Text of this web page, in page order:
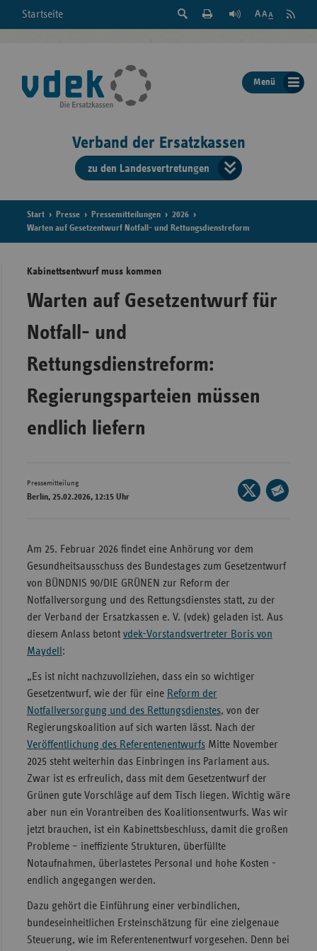
Startseite
Suche
der
Seite
Feed
Menü
Verband der Ersatzkassen
zu den Landesvertretungen
der
Start Presse Pressemitteilungen
2026
Warten auf Gesetzentwurf Notfall- und Rettungsdienstreform
Kabinettsentwurf muss kommen
Warten auf Gesetzentwurf für
Notfall- und
Rettungsdienstreform:
Regierungsparteien müssen
endlich liefern
Pressemitteilung
Berlin, 25.02.2026, 12:15 Uhr
Seite
auf
Mail
Am 25. Februar 2026 findet eine Anhörung vor dem
Gesundheitsausschuss des Bundestages zum Gesetzentwurf
von BÜNDNIS 90/DIE GRÜNEN zur Reform der
Notfallversorgung und des Rettungsdienstes statt, zu der
der Verband der Ersatzkassen e. V. (vdek) geladen ist. Aus
diesem Anlass betont vdek-Vorstandsvertreter Boris von
Maydell :
„Es ist nicht nachzuvollziehen, dass ein so wichtiger
Gesetzentwurf, wie der für eine Reform der
Notfallversorgung und des Rettungsdienstes, von der
Regierungskoalition auf sich warten lässt. Nach der
Veröffentlichung des ReferentenentwurfsMitte November
2025 steht weiterhin das Einbringen ins Parlament aus.
Zwar ist es erfreulich, dass mit dem Gesetzentwurf der
Grünen gute Vorschläge auf dem Tisch liegen. Wichtig wäre
aber nun ein Vorantreiben des Koalitionsentwurfs. Was wir
jetzt brauchen, ist ein Kabinettsbeschluss, damit die großen
Probleme – ineffiziente Strukturen, überfüllte
Notaufnahmen, überlastetes Personal und hohe Kosten -
endlich angegangen werden.
Dazu gehört die Einführung einer verbindlichen,
bundeseinheitlichen Ersteinschätzung für eine zielgenaue
Steuerung, wie im Referentenentwurf vorgesehen. Denn bei